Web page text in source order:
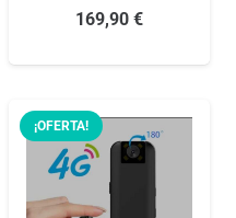
169,90 €
¡OFERTA!